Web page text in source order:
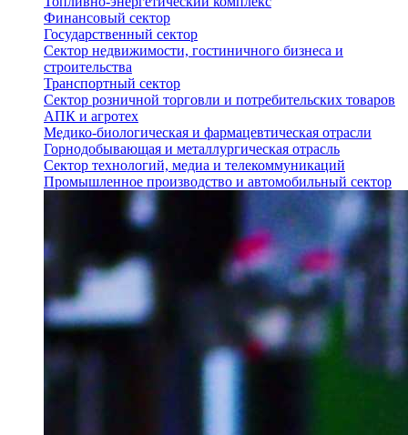
Финансовый сектор
Государственный сектор
Сектор недвижимости, гостиничного бизнеса и
строительства
Транспортный сектор
Сектор розничной торговли и потребительских товаров
АПК и агротех
Медико-биологическая и фармацевтическая отрасли
Горнодобывающая и металлургическая отрасль
Сектор технологий, медиа и телекоммуникаций
Промышленное производство и автомобильный сектор